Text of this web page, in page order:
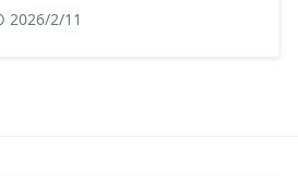
2026/2/11